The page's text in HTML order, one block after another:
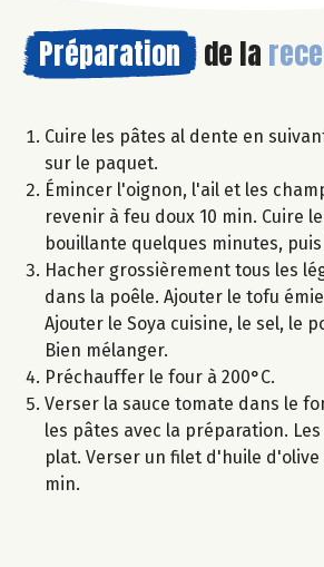
Préparation de la
Cuire les pâtes al dente en
sur le paquet.
Émincer l'oignon, l'ail et les
revenir à feu doux 10 min. Cuire
bouillante quelques minutes,
Hacher grossièrement tous les
dans la poêle. Ajouter le tofu
Ajouter le Soya cuisine, le sel, le
Bien mélanger.
Préchauffer le four à 200°C.
Verser la sauce tomate dans le
les pâtes avec la préparation.
plat. Verser un filet d'huile
min.